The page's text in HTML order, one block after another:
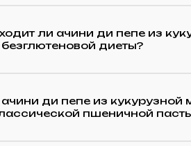
ли ачини ди пепе из
диеты?
ди пепе из кукурузной
пшеничной